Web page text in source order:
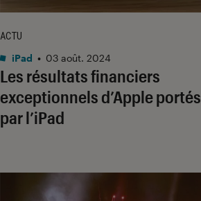
Les résultats financiers
exceptionnels d’Apple portés
par l’iPad
ACTU
iPad • 03 août. 2024